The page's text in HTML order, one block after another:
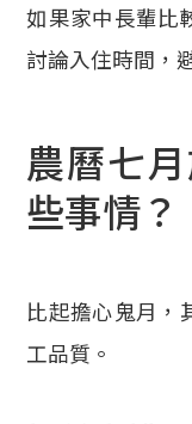
如果家中長輩比
討論入住時間，
農曆七
些事情？
比起擔心鬼月，
工品質。